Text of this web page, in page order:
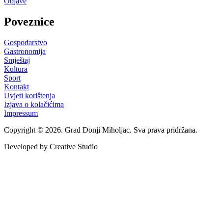
Poveznice
Gospodarstvo
Gastronomija
Smještaj
Kultura
Sport
Kontakt
Uvjeti korištenja
Izjava o kolačićima
Impressum
Copyright © 2026. Grad Donji Miholjac. Sva prava pridržana.
Developed by Creative Studio